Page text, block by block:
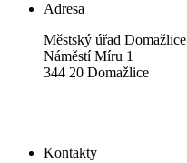
Adresa
Městský úřad Domažlice
Náměstí Míru 1
344 20 Domažlice
Kontakty